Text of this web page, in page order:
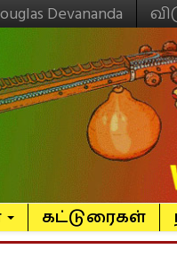
Devananda
கட்டுரைகள்